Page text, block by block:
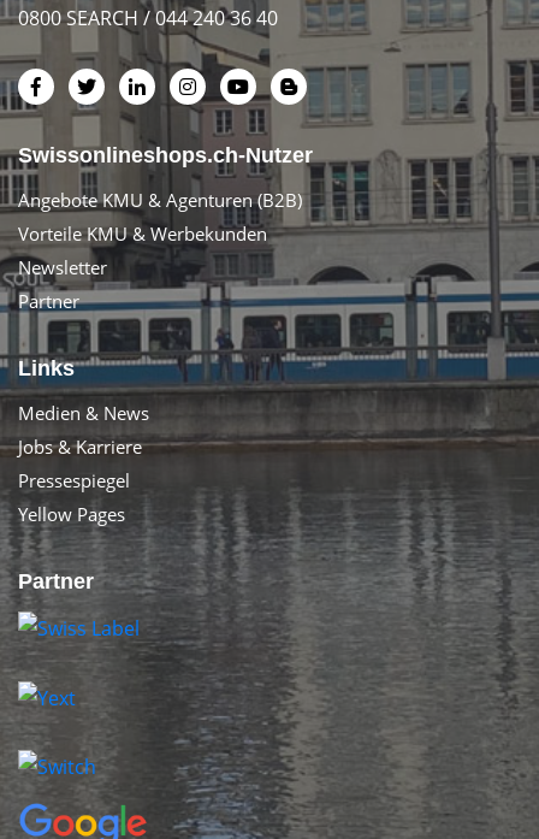
0800 SEARCH / 044 240 36 40
Swissonlineshops.ch-Nutzer
Angebote KMU & Agenturen (B2B)
Vorteile KMU & Werbekunden
Newsletter
Partner
Links
Medien & News
Jobs & Karriere
Pressespiegel
Yellow Pages
Partner